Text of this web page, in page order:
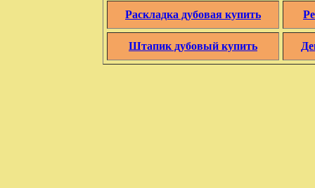
Раскладка дубовая купить
Штапик дубовый купить